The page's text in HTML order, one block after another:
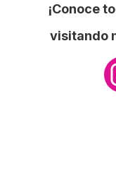
¡Conoce
visitando